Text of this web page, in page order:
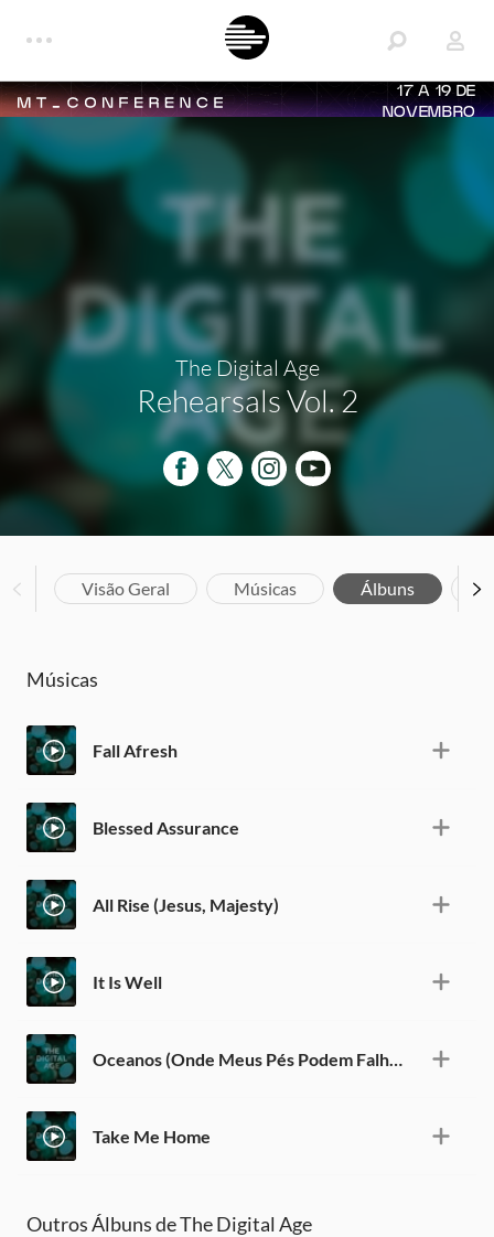
17 A 19 DE
NOVEMBRO
The Digital Age
Rehearsals Vol. 2
Visão Geral Músicas Álbuns
Músicas
Fall Afresh
Blessed Assurance
All Rise (Jesus, Majesty)
It Is Well
Take Me Home
Outros Álbuns de The Digital Age